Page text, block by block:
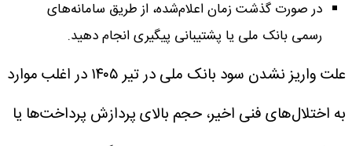
در صورت گذشت زمان اعلام‌شده، از طریق سامانه‌های
رسمی بانک ملی یا پشتیبانی پیگیری انجام دهید.
علت واریز نشدن سود بانک ملی در تیر ۱۴۰۵ در اغلب موارد
به اختلال‌های فنی اخیر، حجم بالای پردازش پرداخت‌ها یا